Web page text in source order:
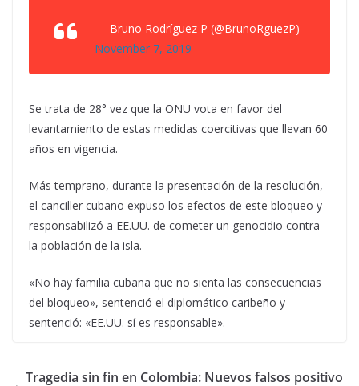
— Bruno Rodríguez P (@BrunoRguezP)
November 7, 2019
Se trata de 28° vez que la ONU vota en favor del
levantamiento de estas medidas coercitivas que llevan 60
años en vigencia.
Más temprano, durante la presentación de la resolución,
el canciller cubano expuso los efectos de este bloqueo y
responsabilizó a EE.UU. de cometer un genocidio contra
la población de la isla.
«No hay familia cubana que no sienta las consecuencias
del bloqueo», sentenció el diplomático caribeño y
sentenció: «EE.UU. sí es responsable».
Tragedia sin fin en Colombia: Nuevos falsos positivo